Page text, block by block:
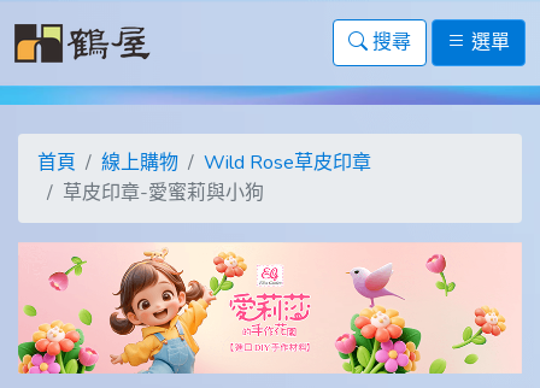
搜尋 選單
首頁 線上購物
Wild Rose草皮印章
草皮印章-愛蜜莉與小狗